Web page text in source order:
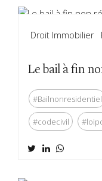
Droit Immobilier
Le bail à fin
#Bailnonresidentiel
#codecivil